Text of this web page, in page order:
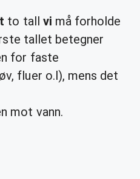
to tall vi må forholde
tallet betegner
for faste
fluer o.l), mens det
mot vann.